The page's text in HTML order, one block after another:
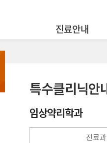
진료안내
특수클리닉안
임상약리학과
진료